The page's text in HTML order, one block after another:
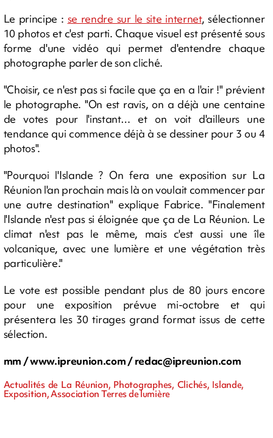
Le principe : se rendre sur le site internet, sélectionner
10 photos et c'est parti. Chaque visuel est présenté sous
forme d'une vidéo qui permet d'entendre chaque
photographe parler de son cliché.
"Choisir, ce n'est pas si facile que ça en a l'air !" prévient
le photographe. "On est ravis, on a déjà une centaine
de votes pour l'instant… et on voit d'ailleurs une
tendance qui commence déjà à se dessiner pour 3 ou 4
photos".
"Pourquoi l'Islande ? On fera une exposition sur La
Réunion l'an prochain mais là on voulait commencer par
une autre destination" explique Fabrice. "Finalement
l'Islande n'est pas si éloignée que ça de La Réunion. Le
climat n'est pas le même, mais c'est aussi une île
volcanique, avec une lumière et une végétation très
particulière."
Le vote est possible pendant plus de 80 jours encore
pour une exposition prévue mi-octobre et qui
présentera les 30 tirages grand format issus de cette
sélection.
mm / www.ipreunion.com /redac@ipreunion.com
Actualités de La Réunion, Photographes, Clichés, Islande,
Exposition, Association Terres de lumière